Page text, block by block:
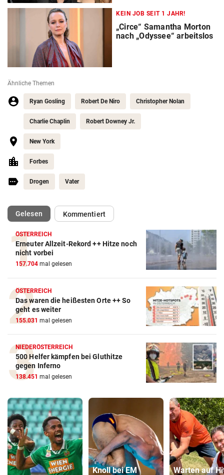
KEIN JOB SEIT 1 JAHR!
„Circe“ Samantha Morton
nach „Odyssee“ arbeitslos
Ähnliche Themen
Ryan Gosling Robert De Niro Christopher Nolan
Charlie Chaplin Robert Downey Jr.
New York
Forbes
Drogen Vater
Gelesen(ausgewählt)Kommentiert
ÖSTERREICH
Erneuter Allzeit-Rekord ++ Hitze noch
nicht vorbei
157.704 mal gelesen
ÖSTERREICH
Das waren die heißesten Orte ++ So
geht es weiter
155.031 mal gelesen
NIEDERÖSTERREICH
500 Helfer kämpfen bei Gluthitze
gegen Inferno
138.451 mal gelesen
Knoll bei EM Warten auf